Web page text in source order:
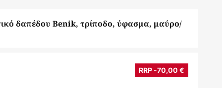
δαπέδου Benik, τρίποδο, ύφασμα, μαύρο/
RRP -70,00 €